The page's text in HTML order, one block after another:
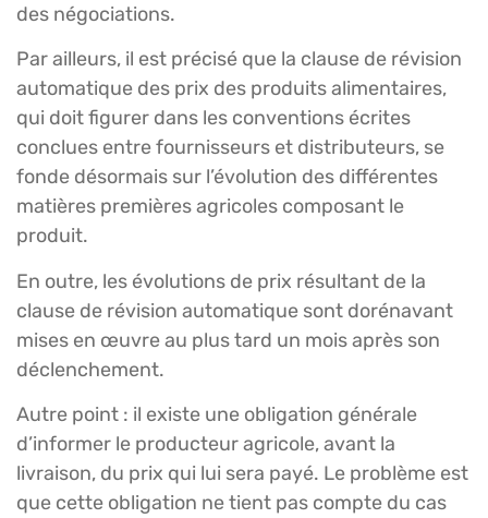
des négociations.
Par ailleurs, il est précisé que la clause de révision
automatique des prix des produits alimentaires,
qui doit figurer dans les conventions écrites
conclues entre fournisseurs et distributeurs, se
fonde désormais sur l’évolution des différentes
matières premières agricoles composant le
produit.
En outre, les évolutions de prix résultant de la
clause de révision automatique sont dorénavant
mises en œuvre au plus tard un mois après son
déclenchement.
Autre point : il existe une obligation générale
d’informer le producteur agricole, avant la
livraison, du prix qui lui sera payé. Le problème est
que cette obligation ne tient pas compte du cas